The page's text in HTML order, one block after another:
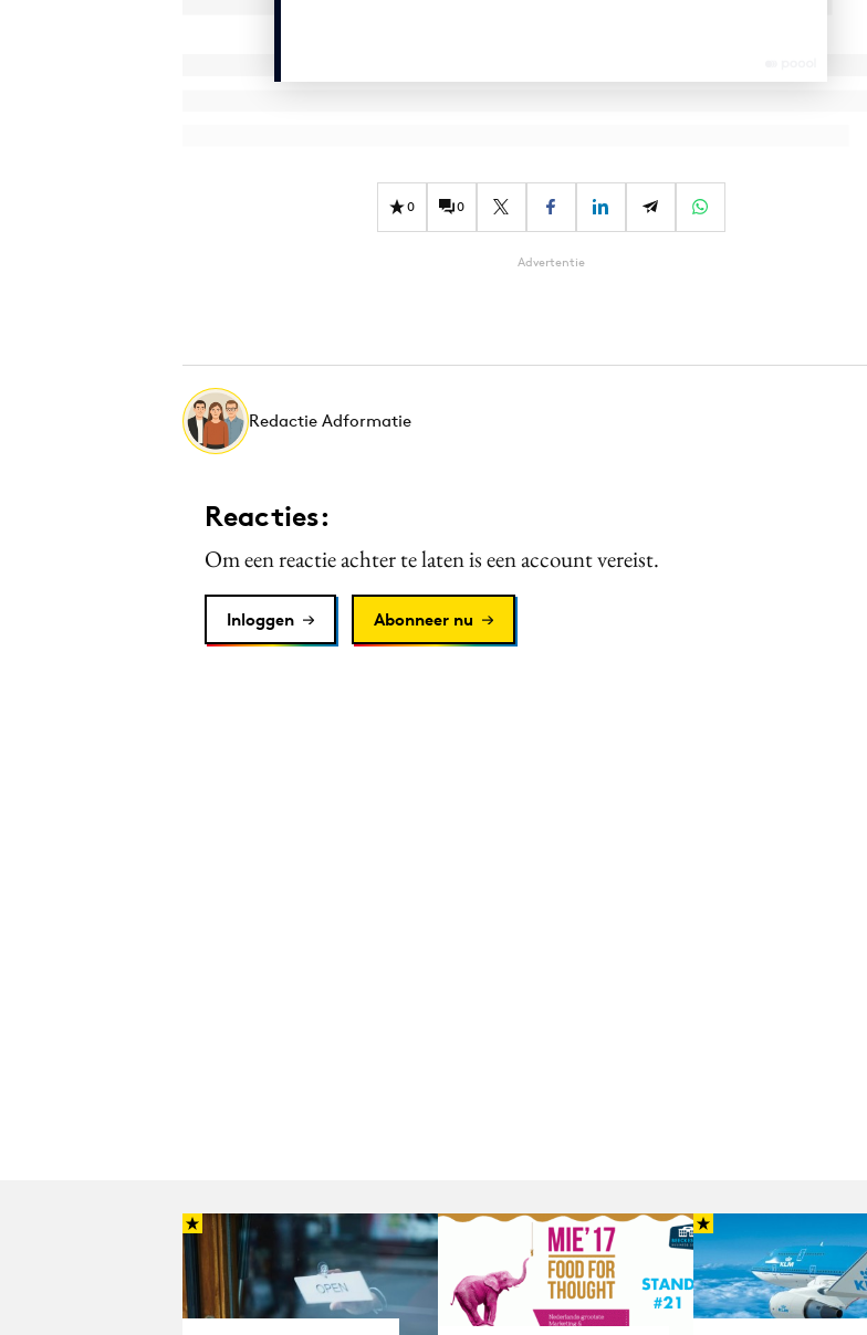
0 0
Advertentie
Redactie Adformatie
Reacties:
Om een reactie achter te laten is een account vereist.
Inloggen Abonneer nu